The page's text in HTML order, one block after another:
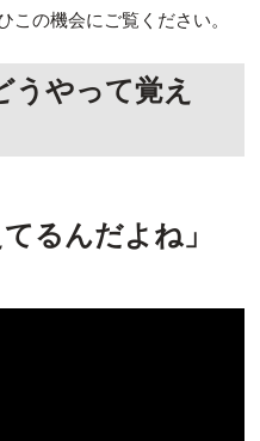
この機会にご覧ください。
うやって覚え
るんだよね」